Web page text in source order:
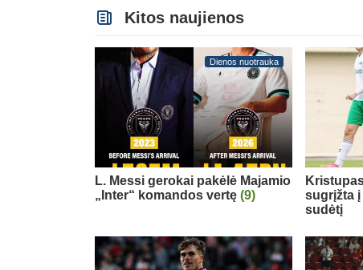
Kitos naujienos
Dienos nuotrauka
L. Messi gerokai pakėlė Majamio
„Inter“ komandos vertę (9)
sugrįžta į
sudėtį